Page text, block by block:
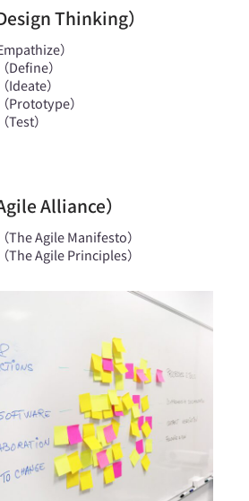
Thinking）
）
Define）
Ideate）
Prototype）
Test）
Alliance）
The Agile Manifesto）
The Agile Principles）